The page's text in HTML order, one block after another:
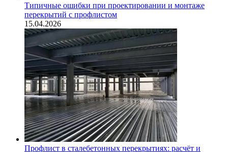
Типичные ошибки при проектировании и монтаже
перекрытий с профлистом
15.04.2026
Профлист в сталебетонных перекрытиях: расчёт и